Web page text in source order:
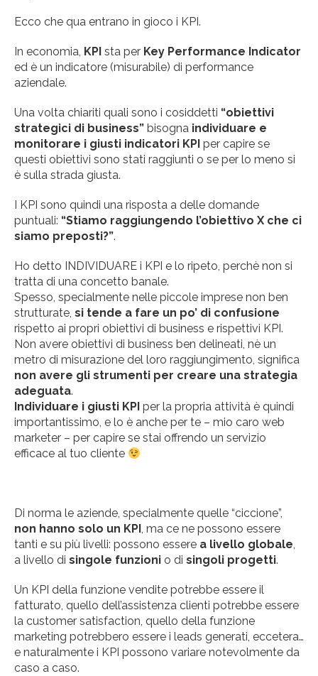
Ecco che qua entrano in gioco i KPI.
In economia, KPI sta per Key Performance Indicator
ed è un indicatore (misurabile) di performance
aziendale.
Una volta chiariti quali sono i cosiddetti “obiettivi
strategici di business” bisogna individuare e
monitorare i giusti indicatori KPI per capire se
questi obiettivi sono stati raggiunti o se per lo meno si
è sulla strada giusta.
I KPI sono quindi una risposta a delle domande
puntuali: “Stiamo raggiungendo l’obiettivo X che ci
siamo preposti?”.
Ho detto INDIVIDUARE i KPI e lo ripeto, perchè non si
tratta di una concetto banale.
Spesso, specialmente nelle piccole imprese non ben
strutturate, si tende a fare un po’ di confusione
rispetto ai propri obiettivi di business e rispettivi KPI.
Non avere obiettivi di business ben delineati, nè un
metro di misurazione del loro raggiungimento, significa
non avere gli strumenti per creare una strategia
adeguata.
Individuare i giusti KPI per la propria attività è quindi
importantissimo, e lo è anche per te – mio caro web
marketer – per capire se stai offrendo un servizio
efficace al tuo cliente
Di norma le aziende, specialmente quelle “ciccione”,
non hanno solo un KPI , ma ce ne possono essere
tanti e su più livelli: possono essere a livello globale,
a livello di singole funzioni o di singoli progetti.
Un KPI della funzione vendite potrebbe essere il
fatturato, quello dell’assistenza clienti potrebbe essere
la customer satisfaction, quello della funzione
marketing potrebbero essere i leads generati, eccetera…
e naturalmente i KPI possono variare notevolmente da
caso a caso.